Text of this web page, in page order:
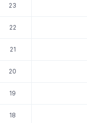
23
22
21
20
19
18